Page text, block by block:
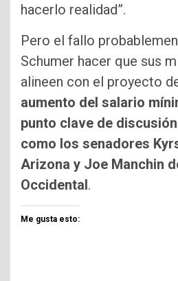
hacerlo realidad”.
Pero el fallo
Schumer hacer que sus
alineen con el proyecto
aumento del salario
punto clave de
como los senadores
Arizona y Joe Manchin
Occidental.
Me gusta esto: